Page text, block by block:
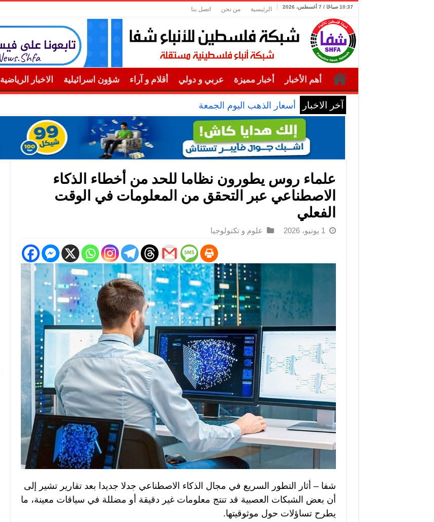
10:37 صباحًا / 7 أغسطس، 2026 الرئيسية من نحن اتصل بنا
أهم الأخبار أخبار مميزة عربي و دولي أقلام و آراء شؤون اسرائيلية الاخبار الرياضية
آخر الاخبار أسعار الذهب اليوم الجمعة
علماء روس يطورون نظاما للحد من أخطاء الذكاء
الاصطناعي عبر التحقق من المعلومات في الوقت
الفعلي
1 يونيو، 2026 علوم و تكنولوجيا
شفا – أثار التطور السريع في مجال الذكاء الاصطناعي جدلا جديدا بعد تقارير تشير إلى
أن بعض الشبكات العصبية قد تنتج معلومات غير دقيقة أو مضللة في سياقات معينة، ما
يطرح تساؤلات حول موثوقيتها.